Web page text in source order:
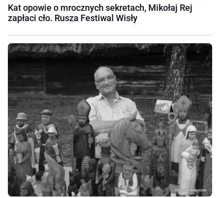
Kat opowie o mrocznych sekretach, Mikołaj Rej
zapłaci cło. Rusza Festiwal Wisły